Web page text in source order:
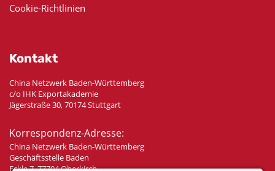
Cookie-Richtlinien
Kontakt
China Netzwerk Baden-Württemberg
c/o IHK Exportakademie
Jägerstraße 30, 70174 Stuttgart
Korrespondenz-Adresse:
China Netzwerk Baden-Württemberg
Geschäftsstelle Baden
Eckle 7, 77704 Oberkirch